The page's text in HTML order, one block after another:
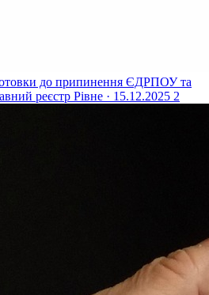
до припинення ЄДРПОУ та
реєстр Рівне · 15.12.2025 2